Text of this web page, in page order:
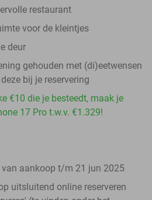
restaurant
voor de kleintjes
deur
gehouden met (di)eetwensen
bij je reservering
€10 die je besteedt, maak je
17 Pro t.w.v. €1.329!
aankoop t/m 21 jun 2025
uitsluitend online reserveren